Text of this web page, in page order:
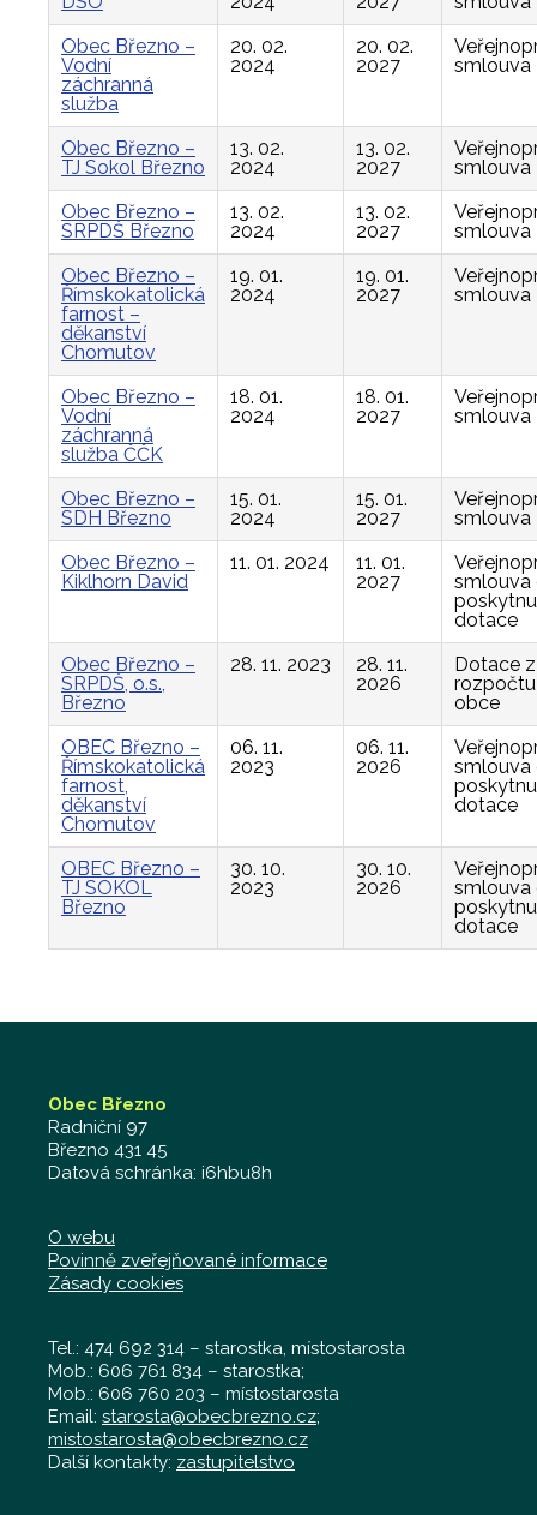
Obec Březno –
Vodní
záchranná
služba
20. 02.
2024
20. 02.
2027
smlouva
Obec Březno –
TJ Sokol Březno
13. 02.
2024
13. 02.
2027
smlouva
Obec Březno –
SRPDŠ Březno
13. 02.
2024
13. 02.
2027
smlouva
Obec Březno –
Římskokatolická
farnost –
děkanství
Chomutov
19. 01.
2024
19. 01.
2027
smlouva
Obec Březno –
Vodní
záchranná
služba ČČK
18. 01.
2024
18. 01.
2027
smlouva
Obec Březno –
SDH Březno
15. 01.
2024
15. 01.
2027
smlouva
Obec Březno –
Kiklhorn David
11. 01. 2024
11. 01.
2027
smlouva
dotace
Obec Březno –
SRPDŠ, o.s.,
Březno
28. 11. 2023
28. 11.
2026
Dotace z
rozpočtu
obce
OBEC Březno –
Římskokatolická
farnost,
děkanství
Chomutov
06. 11.
2023
06. 11.
2026
smlouva
dotace
OBEC Březno –
TJ SOKOL
Březno
30. 10.
2023
30. 10.
2026
smlouva
dotace
Obec Březno
Radniční 97
Březno 431 45
Datová schránka: i6hbu8h
O webu
Povinně zveřejňované informace
Zásady cookies
Tel.: 474 692 314 – starostka, místostarosta
Mob.: 606 761 834 – starostka;
Mob.: 606 760 203 – místostarosta
Email: starosta@obecbrezno.cz;
mistostarosta@obecbrezno.cz
Další kontakty: zastupitelstvo